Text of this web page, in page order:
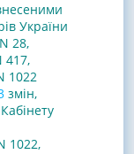
України
28,
417,
1022
змін,
1022,